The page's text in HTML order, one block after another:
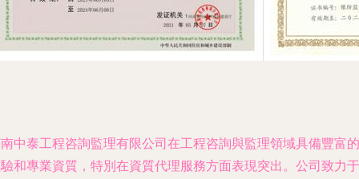
中泰工程咨詢監理有限公司在工程咨詢與監理領域具備豐富的
和專業資質，特別在資質代理服務方面表現突出。公司致力于